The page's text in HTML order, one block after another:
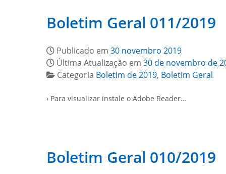
Boletim Geral 011/2019
Publicado em 30 novembro 2019
Última Atualização em 30 de novembro de
Categoria Boletim de 2019, Boletim Geral
› Para visualizar instale o Adobe Reader…
Boletim Geral 010/2019